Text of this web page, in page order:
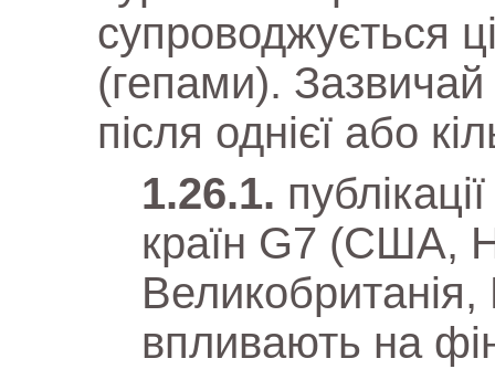
супроводжується
(гепами). Зазвичай
після однієї або
країн G7 (США,
Великобританія,
впливають на